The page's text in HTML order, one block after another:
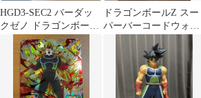
HGD3-SEC2 バーダッ
クゼノ ドラゴンボール
ヒーローズ
ドラゴンボールZ スー
パーバーコードウォー